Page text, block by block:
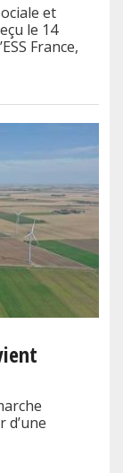
et
le 14
France,
d’une